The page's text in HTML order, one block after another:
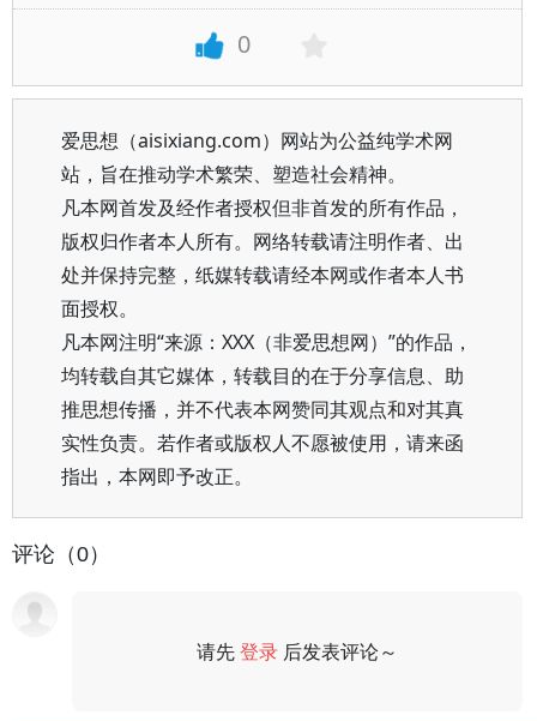
0
爱思想（aisixiang.com）网站为公益纯学术网
站，旨在推动学术繁荣、塑造社会精神。
凡本网首发及经作者授权但非首发的所有作品，
版权归作者本人所有。网络转载请注明作者、出
处并保持完整，纸媒转载请经本网或作者本人书
面授权。
凡本网注明“来源：XXX（非爱思想网）”的作品，
均转载自其它媒体，转载目的在于分享信息、助
推思想传播，并不代表本网赞同其观点和对其真
实性负责。若作者或版权人不愿被使用，请来函
指出，本网即予改正。
评论（0）
请先登录 后发表评论～